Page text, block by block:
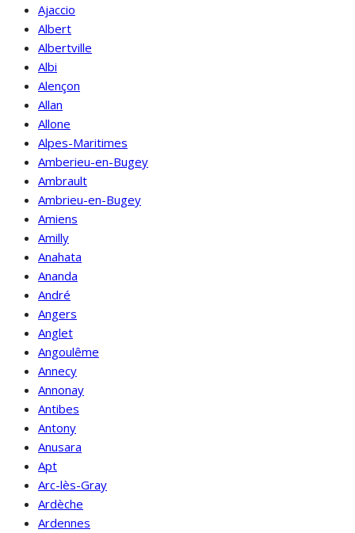
Ajaccio
Albert
Albertville
Albi
Alençon
Allan
Allone
Alpes-Maritimes
Amberieu-en-Bugey
Ambrault
Ambrieu-en-Bugey
Amiens
Amilly
Anahata
Ananda
André
Angers
Anglet
Angoulême
Annecy
Annonay
Antibes
Antony
Anusara
Apt
Arc-lès-Gray
Ardèche
Ardennes